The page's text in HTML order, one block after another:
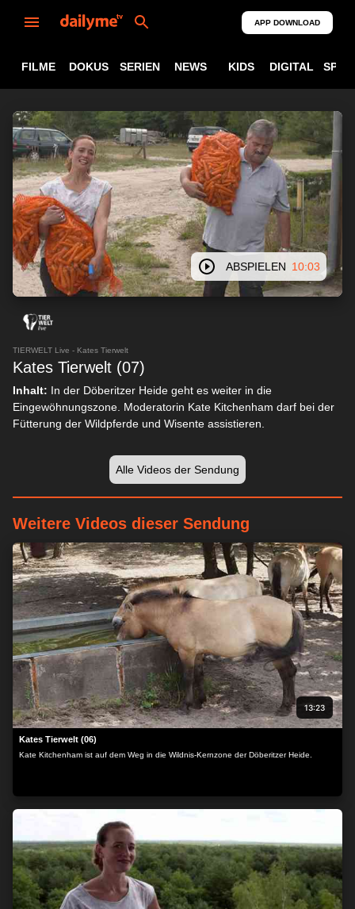
APP DOWNLOAD
FILME DOKUS SERIEN NEWS KIDS DIGITAL
ABSPIELEN 10:03
TIERWELT Live - Kates Tierwelt
Kates Tierwelt (07)
Inhalt: In der Döberitzer Heide geht es weiter in die
Eingewöhnungszone. Moderatorin Kate Kitchenham darf bei der
Fütterung der Wildpferde und Wisente assistieren.
Alle Videos der Sendung
Weitere Videos dieser Sendung
13:23
Kates Tierwelt (06)
Kate Kitchenham ist auf dem Weg in die Wildnis-Kernzone der Döberitzer Heide.